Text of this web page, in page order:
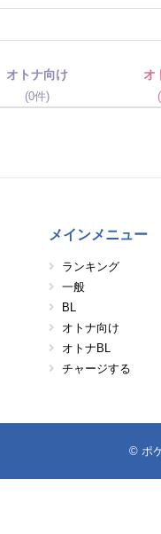
オトナ向け
(0件)
オ
メインメニュー
ランキング
一般
BL
オトナ向け
オトナBL
チャージする
© ポ